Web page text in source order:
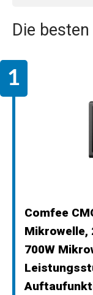
Die
Comfee
Mikrowelle,
700W